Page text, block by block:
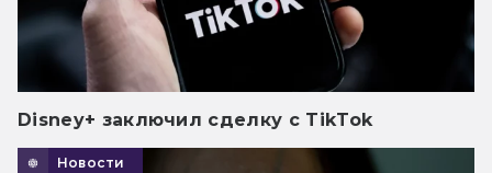
Disney+ заключил сделку с TikTok
Новости